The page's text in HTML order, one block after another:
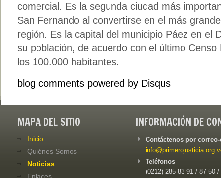
comercial. Es la segunda ciudad más
San Fernando al convertirse en el más
región. Es la capital del municipio Páez en el
su población, de acuerdo con el último Censo
los 100.000 habitantes.
blog comments powered by Disqus
MAPA DEL SITIO
Inicio
Quiénes Somos
Noticias
Enlaces
INFORMACIÓN DE
Contáctenos por
Teléfonos
(0212) 285-83-91 / 87-50 /